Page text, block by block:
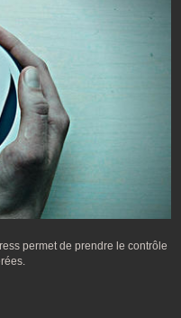
permet de prendre le contrôle